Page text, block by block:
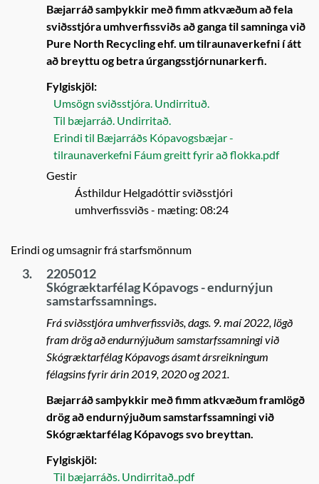
Bæjarráð samþykkir með fimm atkvæðum að fela
sviðsstjóra umhverfissviðs að ganga til samninga við
Pure North Recycling ehf. um tilraunaverkefni í átt
að breyttu og betra úrgangsstjórnunarkerfi.
Fylgiskjöl:
Umsögn sviðsstjóra. Undirrituð.
Til bæjarráð. Undirritað.
Erindi til Bæjarráðs Kópavogsbæjar -
tilraunaverkefni Fáum greitt fyrir að flokka.pdf
Gestir
Ásthildur Helgadóttir sviðsstjóri
umhverfissviðs- mæting: 08:24
Erindi og umsagnir frá starfsmönnum
3.
2205012
Skógræktarfélag Kópavogs - endurnýjun
samstarfssamnings.
Frá sviðsstjóra umhverfissviðs, dags. 9. maí 2022, lögð
fram drög að endurnýjuðum samstarfssamningi við
Skógræktarfélag Kópavogs ásamt ársreikningum
félagsins fyrir árin 2019, 2020 og 2021.
Bæjarráð samþykkir með fimm atkvæðum framlögð
drög að endurnýjuðum samstarfssamningi við
Skógræktarfélag Kópavogs svo breyttan.
Fylgiskjöl:
Til bæjarráðs. Undirritað..pdf